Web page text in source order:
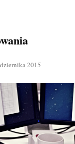
2015